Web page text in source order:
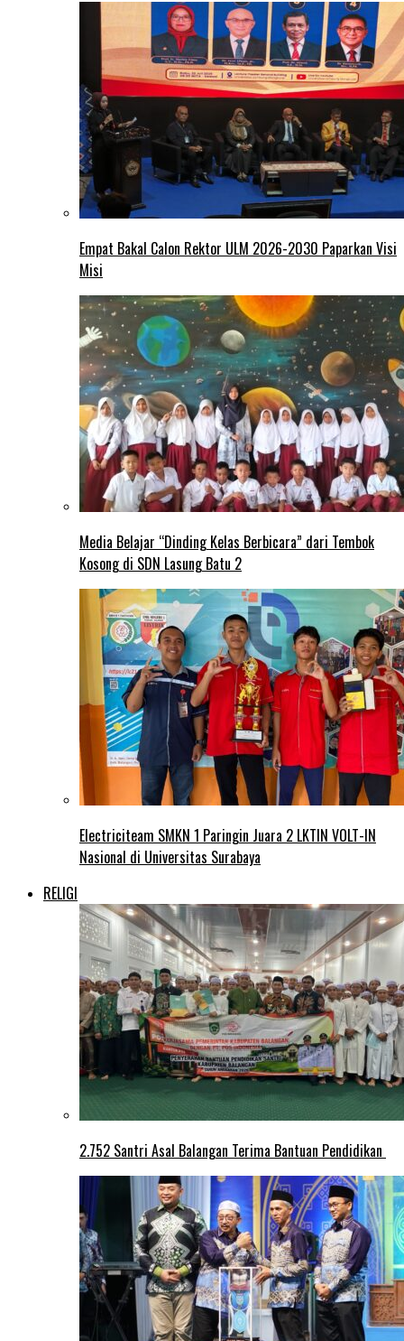
Empat Bakal Calon Rektor ULM 2026-2030 Paparkan Visi
Misi
Media Belajar “Dinding Kelas Berbicara” dari Tembok
Kosong di SDN Lasung Batu 2
Electriciteam SMKN 1 Paringin Juara 2 LKTIN VOLT-IN
Nasional di Universitas Surabaya
RELIGI
2.752 Santri Asal Balangan Terima Bantuan Pendidikan